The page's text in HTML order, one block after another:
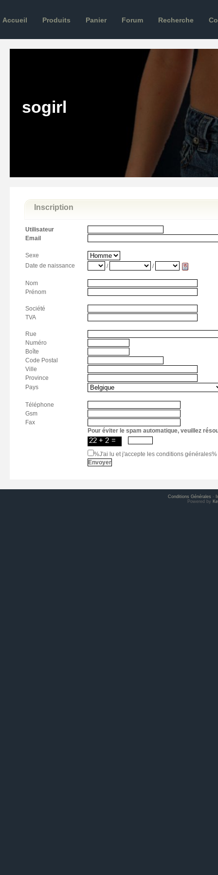
sogirl
Accueil Produits Panier Forum Recherche
Inscription
Utilisateur
Email
Sexe
Date de naissance
/ /
Nom
Prénom
Société
TVA
Rue
Numéro
Boîte
Code Postal
Ville
Province
Pays
Téléphone
Gsm
Fax
Pour éviter le spam automatique, veuillez
%J'ai lu et j'accepte les conditions générales%
Conditions Générales -
Powered by